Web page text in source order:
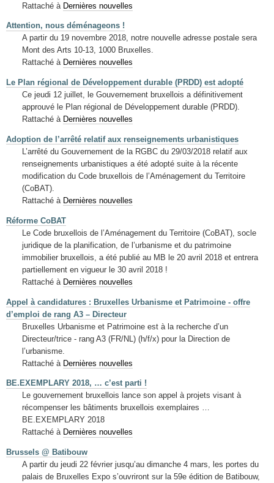
Rattaché à Dernières nouvelles
Attention, nous déménageons !
A partir du 19 novembre 2018, notre nouvelle adresse postale sera
Mont des Arts 10-13, 1000 Bruxelles.
Rattaché à Dernières nouvelles
Le Plan régional de Développement durable (PRDD) est adopté
Ce jeudi 12 juillet, le Gouvernement bruxellois a définitivement
approuvé le Plan régional de Développement durable (PRDD).
Rattaché à Dernières nouvelles
Adoption de l’arrêté relatif aux renseignements urbanistiques
L’arrêté du Gouvernement de la RGBC du 29/03/2018 relatif aux
renseignements urbanistiques a été adopté suite à la récente
modification du Code bruxellois de l’Aménagement du Territoire
(CoBAT).
Rattaché à Dernières nouvelles
Réforme CoBAT
Le Code bruxellois de l’Aménagement du Territoire (CoBAT), socle
juridique de la planification, de l’urbanisme et du patrimoine
immobilier bruxellois, a été publié au MB le 20 avril 2018 et entrera
partiellement en vigueur le 30 avril 2018 !
Rattaché à Dernières nouvelles
Appel à candidatures : Bruxelles Urbanisme et Patrimoine - offre
d’emploi de rang A3 – Directeur
Bruxelles Urbanisme et Patrimoine est à la recherche d’un
Directeur/trice - rang A3 (FR/NL) (h/f/x) pour la Direction de
l’urbanisme.
Rattaché à Dernières nouvelles
BE.EXEMPLARY 2018, … c’est parti !
Le gouvernement bruxellois lance son appel à projets visant à
récompenser les bâtiments bruxellois exemplaires …
BE.EXEMPLARY 2018
Rattaché à Dernières nouvelles
Brussels @ Batibouw
A partir du jeudi 22 février jusqu’au dimanche 4 mars, les portes du
palais de Bruxelles Expo s’ouvriront sur la 59e édition de Batibouw,